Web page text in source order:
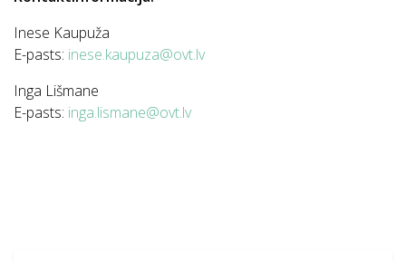
Inese Kaupuža
E-pasts: inese.kaupuza@ovt.lv
Inga Lišmane
E-pasts: inga.lismane@ovt.lv